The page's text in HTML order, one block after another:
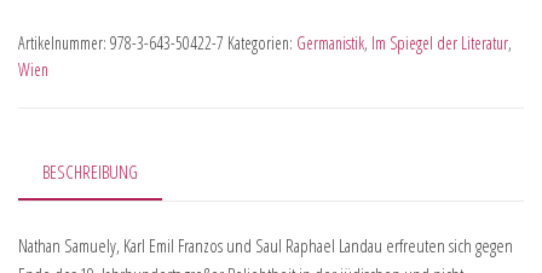
Artikelnummer: 978-3-643-50422-7 Kategorien: Germanistik, Im Spiegel der Literatur,
Wien
BESCHREIBUNG
Nathan Samuely, Karl Emil Franzos und Saul Raphael Landau erfreuten sich gegen